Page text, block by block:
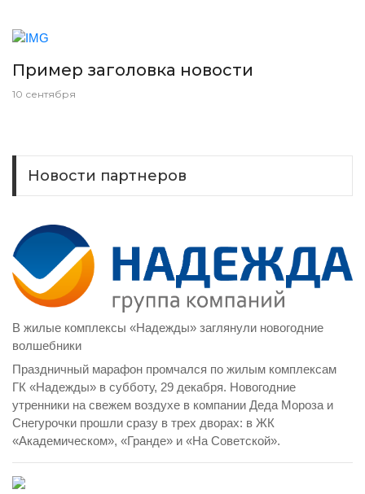
Пример заголовка новости
10 сентября
Новости партнеров
В жилые комплексы «Надежды» заглянули новогодние
волшебники
Праздничный марафон промчался по жилым комплексам
ГК «Надежды» в субботу, 29 декабря. Новогодние
утренники на свежем воздухе в компании Деда Мороза и
Снегурочки прошли сразу в трех дворах: в ЖК
«Академическом», «Гранде» и «На Советской».